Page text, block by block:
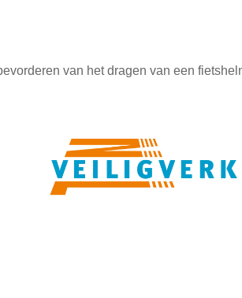
van het dragen van een